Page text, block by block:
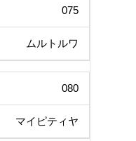
075
ムルトルワ
080
マイピティヤ